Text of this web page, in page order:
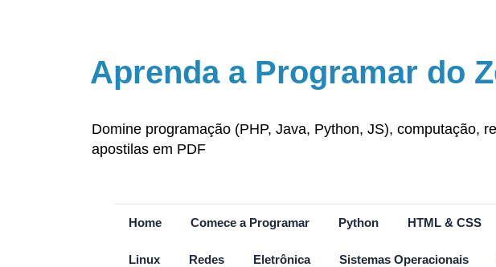
Aprenda a Programar do
Domine programação (PHP, Java, Python, JS), computação,
apostilas em PDF
Home Comece a Programar Python HTML & CSS
Linux Redes Eletrônica Sistemas Operacionais